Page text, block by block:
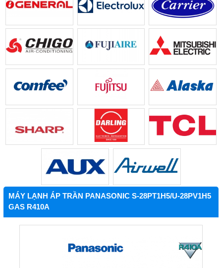
MÁY LẠNH ÁP TRẦN PANASONIC S-28PT1H5/U-28PV1H5
GAS R410A